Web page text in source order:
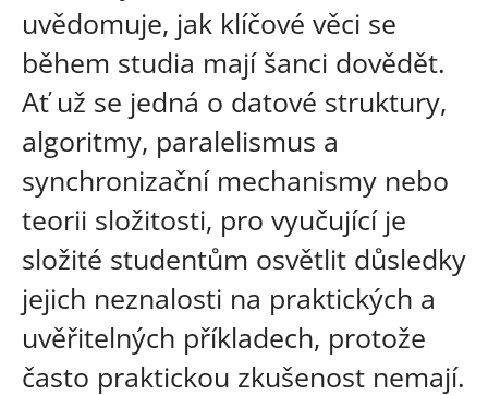
uvědomuje, jak klíčové věci se
během studia mají šanci dovědět.
Ať už se jedná o datové struktury,
algoritmy, paralelismus a
synchronizační mechanismy nebo
teorii složitosti, pro vyučující je
složité studentům osvětlit důsledky
jejich neznalosti na praktických a
uvěřitelných příkladech, protože
často praktickou zkušenost nemají.